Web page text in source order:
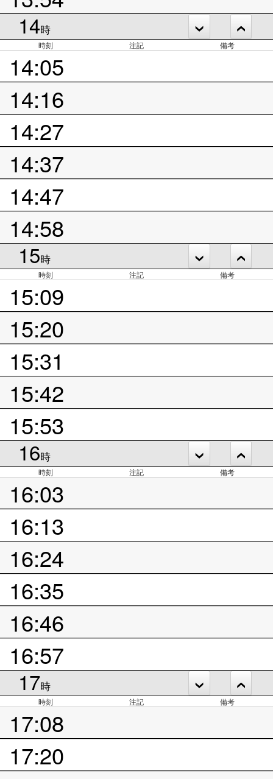
14時
時刻 注記 備考
14:05
14:16
14:27
14:37
14:47
14:58
15時
時刻 注記 備考
15:09
15:20
15:31
15:42
15:53
16時
時刻 注記 備考
16:03
16:13
16:24
16:35
16:46
16:57
17時
時刻 注記 備考
17:08
17:20